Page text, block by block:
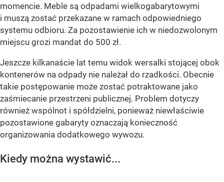
momencie. Meble są odpadami wielkogabarytowymi
i muszą zostać przekazane w ramach odpowiedniego
systemu odbioru. Za pozostawienie ich w niedozwolonym
miejscu grozi mandat do 500 zł.
Jeszcze kilkanaście lat temu widok wersalki stojącej obok
kontenerów na odpady nie należał do rzadkości. Obecnie
takie postępowanie może zostać potraktowane jako
zaśmiecanie przestrzeni publicznej. Problem dotyczy
również wspólnot i spółdzielni, ponieważ niewłaściwie
pozostawione gabaryty oznaczają konieczność
organizowania dodatkowego wywozu.
Kiedy można wystawić...